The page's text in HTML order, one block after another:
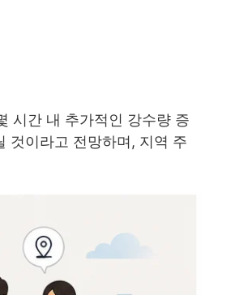
시간 내 추가적인 강수량 증
것이라고 전망하며, 지역 주